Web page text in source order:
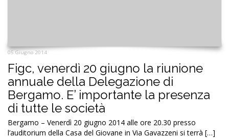
05 Giugno 2014
Figc, venerdì 20 giugno la riunione
annuale della Delegazione di
Bergamo. E’ importante la presenza
di tutte le società
Bergamo – Venerdì 20 giugno 2014 alle ore 20.30 presso
l’auditorium della Casa del Giovane in Via Gavazzeni si terrà […]